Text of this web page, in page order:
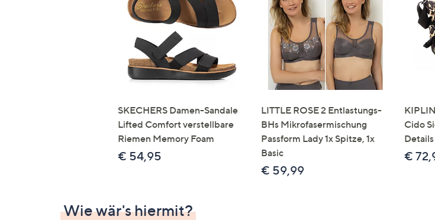
Touch-
Geräten
nach
links
bzw.
rechts,
um
diese
anzuzeigen.
SKECHERS Damen-Sandale
Lifted Comfort verstellbare
Riemen Memory Foam
€ 54,95
LITTLE ROSE 2 Entlastungs-
BHs Mikrofasermischung
Passform Lady 1x Spitze, 1x
Basic
€ 59,99
Cido
Details
€
Wie wär's hiermit?